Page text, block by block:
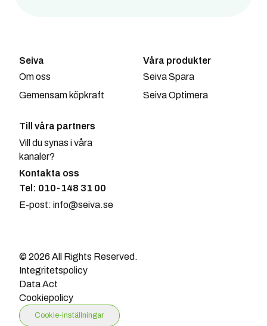
Seiva
Om oss
Gemensam köpkraft
Våra produkter
Seiva Spara
Seiva Optimera
Till våra partners
Vill du synas i våra
kanaler?
Kontakta oss
Tel: 010-148 31 00
E-post: info@seiva.se
© 2026 All Rights Reserved.
Integritetspolicy
Data Act
Cookiepolicy
Cookie-inställningar